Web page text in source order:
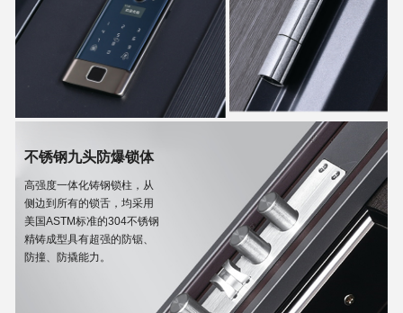
不锈钢九头防爆锁体
高强度一体化铸钢锁柱，从
侧边到所有的锁舌，均采用
美国ASTM标准的304不锈钢
精铸成型具有超强的防锯、
防撞、防撬能力。